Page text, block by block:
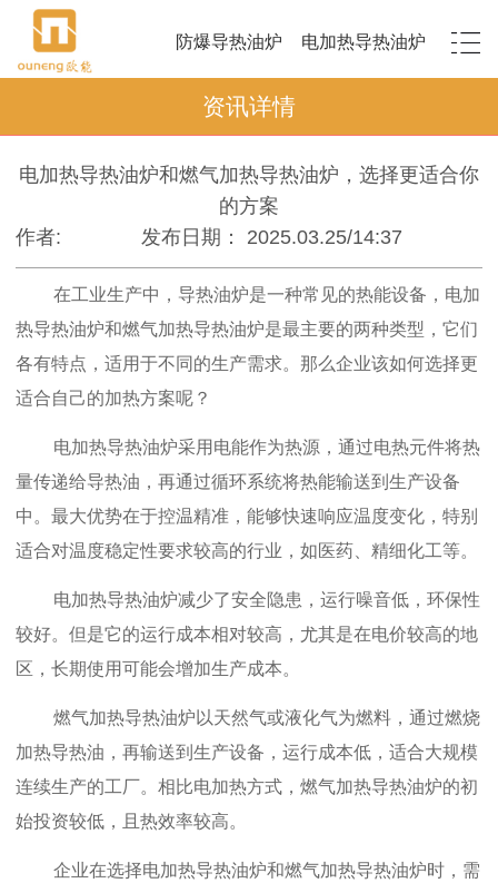
防爆导热油炉 电加热导热油炉
资讯详情
电加热导热油炉和燃气加热导热油炉，选择更适合你
的方案
作者:
发布日期： 2025.03.25/14:37
在工业生产中，导热油炉是一种常见的热能设备，电加
热导热油炉和燃气加热导热油炉是最主要的两种类型，它们
各有特点，适用于不同的生产需求。那么企业该如何选择更
适合自己的加热方案呢？
电加热导热油炉采用电能作为热源，通过电热元件将热
量传递给导热油，再通过循环系统将热能输送到生产设备
中。最大优势在于控温精准，能够快速响应温度变化，特别
适合对温度稳定性要求较高的行业，如医药、精细化工等。
电加热导热油炉减少了安全隐患 ，运行噪音低，环保性
较好。但是它的运行成本相对较高，尤其是在电价较高的地
区，长期使用可能会增加生产成本。
燃气加热导热油炉以天然气或液化气为燃料，通过燃烧
加热导热油，再输送到生产设备，运行成本低，适合大规模
连续生产的工厂。相比电加热方式，燃气加热导热油炉的初
始投资较低，且热效率较高。
企业在选择电加热导热油炉和燃气加热导热油炉时，需